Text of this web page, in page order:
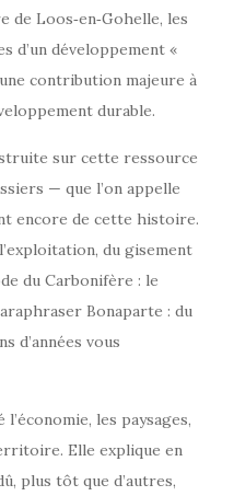
de Loos‑en‑Gohelle, les
d’un développement «
contribution majeure à
durable.
sur cette ressource
— que l’on appelle
encore de cette histoire.
du gisement
du Carbonifère : le
Bonaparte : du
d’années vous
les paysages,
Elle explique en
plus tôt que d’autres,